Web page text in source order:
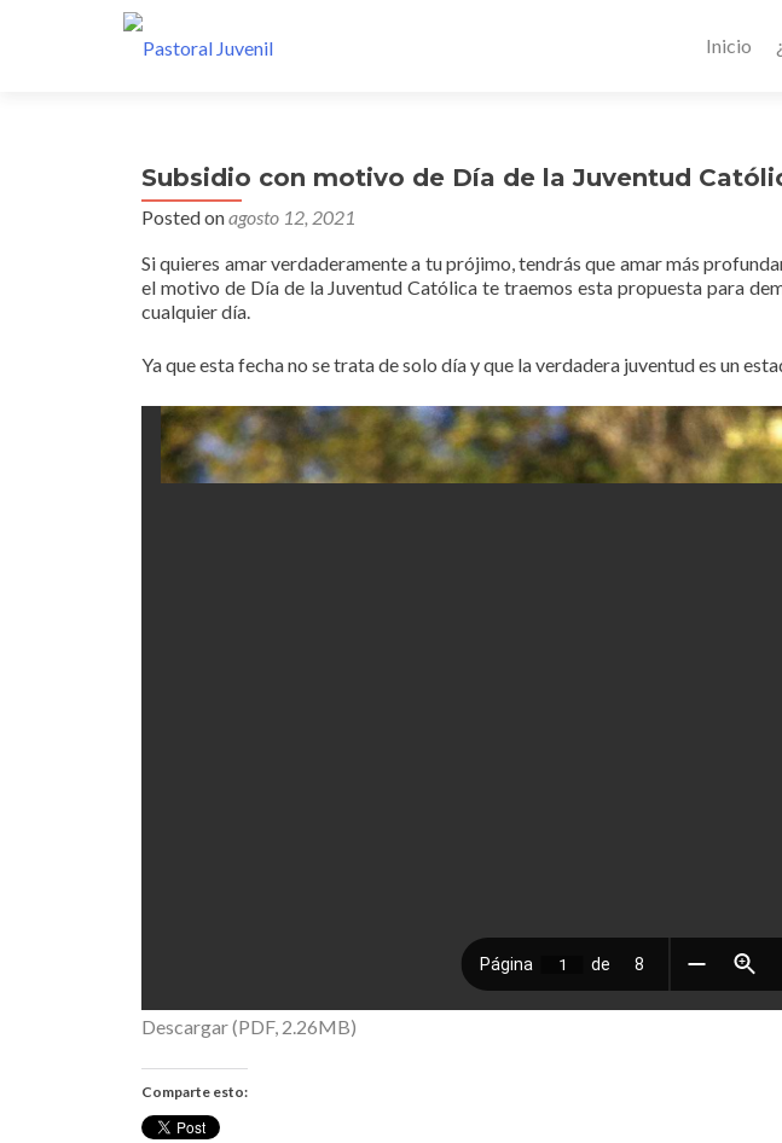
Inicio
Subsidio con motivo de Día de la Juventud
Posted onagosto 12, 2021
Si quieres amar verdaderamente a tu prójimo, tendrás que amar más
el motivo de Día de la Juventud Católica te traemos esta propuesta para
cualquier día.
Ya que esta fecha no se trata de solo día y que la verdadera juventud es un
Descargar (PDF, 2.26MB)
Comparte esto: